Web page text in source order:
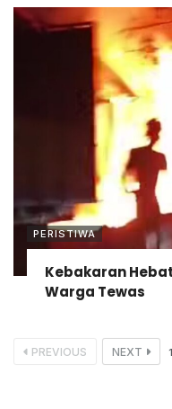
PERISTIWA
Kebakaran
Warga Tewas
PREVIOUS NEXT 1